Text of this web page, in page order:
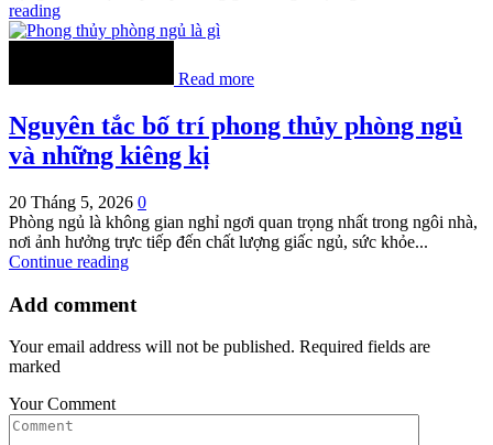
reading
Read more
Nguyên tắc bố trí phong thủy phòng ngủ
và những kiêng kị
20 Tháng 5, 2026 0
Phòng ngủ là không gian nghỉ ngơi quan trọng nhất trong ngôi nhà,
nơi ảnh hưởng trực tiếp đến chất lượng giấc ngủ, sức khỏe...
Continue reading
Add comment
Your email address will not be published. Required fields are
marked
Your Comment